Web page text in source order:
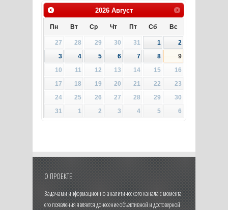
2026 Август
Пн Вт Ср Чт Пт Сб Вс
27 28 29 30 31 1
2
3
4 5 6 7 8
9
10
11 12 13 14 15
16
17
18 19 20 21 22
23
24
25 26 27 28 29
30
31
1 2 3 4 5 6
О ПРОЕКТЕ
Задачами информационно-аналитического канала с момента
его появления является донесение объективной и достоверной